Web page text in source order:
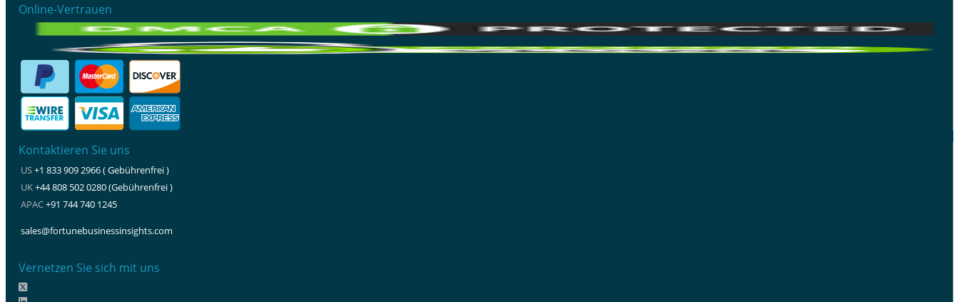
Online-Vertrauen
Kontaktieren Sie uns
US+1 833 909 2966 ( Gebührenfrei )
UK+44 808 502 0280 (Gebührenfrei )
APAC+91 744 740 1245
sales@fortunebusinessinsights.com
Vernetzen Sie sich mit uns